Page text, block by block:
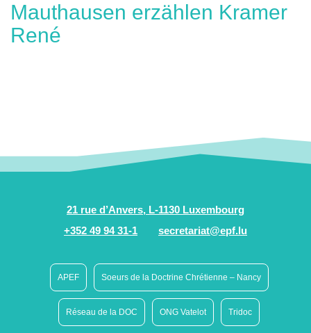
Mauthausen erzählen Kramer
René
21 rue d’Anvers, L-1130 Luxembourg
+352 49 94 31-1
secretariat@epf.lu
APEF Soeurs de la Doctrine Chrétienne – Nancy
Réseau de la DOC ONG Vatelot Tridoc